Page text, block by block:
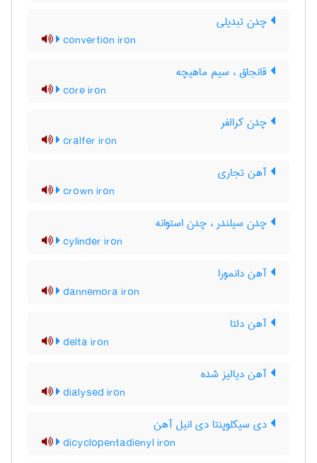
چدن تبدیلی
convertion iron
قانجاق ، سیم ماهیچه
core iron
چدن کرالفر
cralfer iron
آهن تجاری
crown iron
چدن سیلندر ، چدن استوانه
cylinder iron
آهن دانمورا
dannemora iron
آهن دلتا
delta iron
آهن دیالیز شده
dialysed iron
دی سیکلوپنتا دی انیل آهن
dicyclopentadienyl iron